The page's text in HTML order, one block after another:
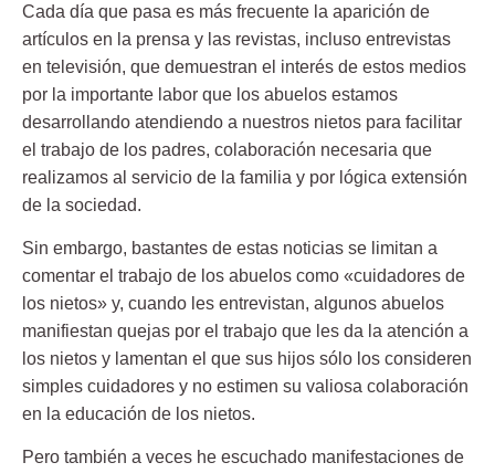
Cada día que pasa es más frecuente la aparición de
artículos en la prensa y las revistas, incluso entrevistas
en televisión, que demuestran el interés de estos medios
por la importante labor que los abuelos estamos
desarrollando atendiendo a nuestros nietos para facilitar
el trabajo de los padres, colaboración necesaria que
realizamos al servicio de la familia y por lógica extensión
de la sociedad.
Sin embargo, bastantes de estas noticias se limitan a
comentar el trabajo de los abuelos como «cuidadores de
los nietos» y, cuando les entrevistan, algunos abuelos
manifiestan quejas por el trabajo que les da la atención a
los nietos y lamentan el que sus hijos sólo los consideren
simples cuidadores y no estimen su valiosa colaboración
en la educación de los nietos.
Pero también a veces he escuchado manifestaciones de